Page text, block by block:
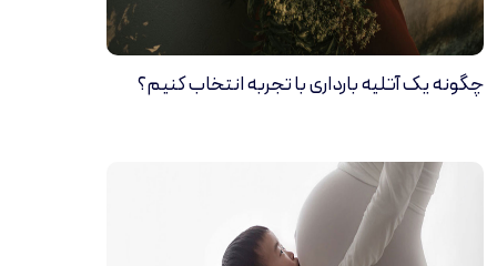
چگونه یک آتلیه بارداری با تجربه انتخاب کنیم؟